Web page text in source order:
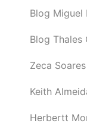
Blog Miguel
Blog Thales
Zeca Soares
Keith
Herbertt